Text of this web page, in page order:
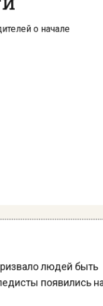
людей быть
появились